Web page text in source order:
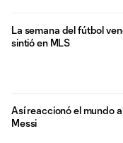
La semana del fútbol
sintió en MLS
Así reaccionó el mundo
Messi